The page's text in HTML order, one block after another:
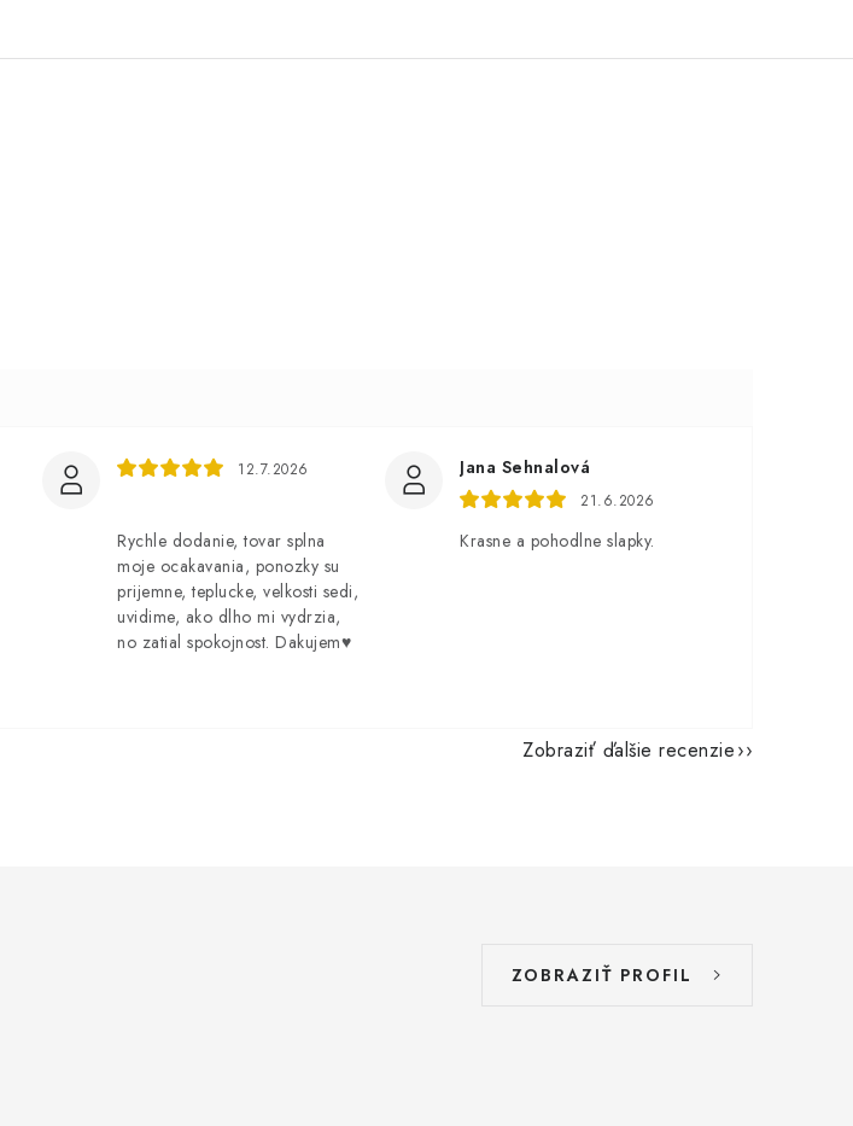
12.7.2026
Rychle dodanie, tovar splna
moje ocakavania, ponozky su
prijemne, teplucke, velkosti sedi,
uvidime, ako dlho mi vydrzia,
no zatial spokojnost. Dakujem♥️
Jana Sehnalová
21.6.2026
Krasne a pohodlne slapky.
Zobraziť ďalšie recenzie
ZOBRAZIŤ PROFIL